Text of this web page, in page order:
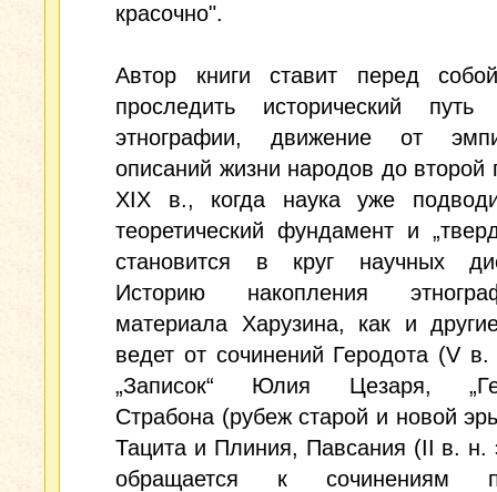
красочно".
Автор книги ставит перед
проследить исторический путь
этнографии, движение от
описаний жизни народов до второй
ХIХ в., когда наука уже
теоретический фундамент и
становится в круг научных
Историю накопления
материала Харузина, как и
ведет от сочинений Геродота (V
„Записок“ Юлия Цезаря,
Страбона (рубеж старой и новой
Тацита и Плиния, Павсания (II в. н.
обращается к сочинениям